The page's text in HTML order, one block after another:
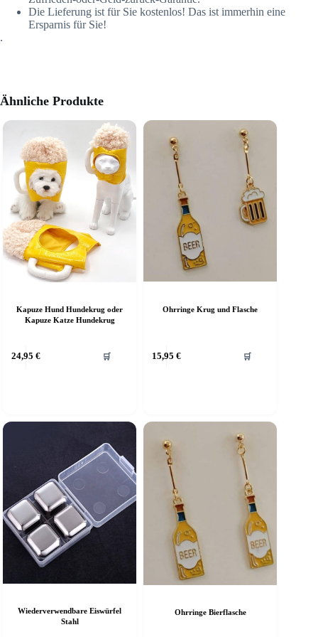
Die Lieferung ist für Sie kostenlos! Das ist immerhin eine
Ersparnis für Sie!
.
Ähnliche Produkte
Kapuze Hund Hundekrug oder
Kapuze Katze Hundekrug
24,95 € 🛒
Ohrringe Krug und Flasche
15,95 € 🛒
Wiederverwendbare Eiswürfel
Stahl
Ohrringe Bierflasche